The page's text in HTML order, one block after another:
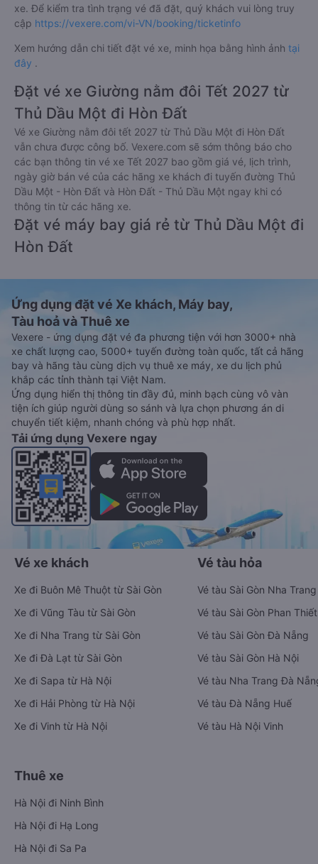
xe. Để kiểm tra tình trạng vé đã đặt, quý khách vui lòng truy
cập https://vexere.com/vi-VN/booking/ticketinfo
Xem hướng dẫn chi tiết đặt vé xe, minh họa bằng hình ảnh tại
đây .
Đặt vé xe Giường nằm đôi Tết 2027 từ
Thủ Dầu Một đi Hòn Đất
Vé xe Giường nằm đôi tết 2027 từ Thủ Dầu Một đi Hòn Đất
vẫn chưa được công bố. Vexere.com sẽ sớm thông báo cho
các bạn thông tin vé xe Tết 2027 bao gồm giá vé, lịch trình,
ngày giờ bán vé của các hãng xe khách đi tuyến đường Thủ
Dầu Một - Hòn Đất và Hòn Đất - Thủ Dầu Một ngay khi có
thông tin từ các hãng xe.
Đặt vé máy bay giá rẻ từ Thủ Dầu Một đi
Hòn Đất
Ứng dụng đặt vé Xe khách, Máy bay,
Tàu hoả và Thuê xe
Vexere - ứng dụng đặt vé đa phương tiện với hơn 3000+ nhà
xe chất lượng cao, 5000+ tuyến đường toàn quốc, tất cả hãng
bay và hãng tàu cùng dịch vụ thuê xe máy, xe du lịch phủ
khắp các tỉnh thành tại Việt Nam.
Ứng dụng hiển thị thông tin đầy đủ, minh bạch cùng vô vàn
tiện ích giúp người dùng so sánh và lựa chọn phương án di
chuyển tiết kiệm, nhanh chóng và phù hợp nhất.
Tải ứng dụng Vexere ngay
Vé xe khách
Xe đi Buôn Mê Thuột từ Sài Gòn
Xe đi Vũng Tàu từ Sài Gòn
Xe đi Nha Trang từ Sài Gòn
Xe đi Đà Lạt từ Sài Gòn
Xe đi Sapa từ Hà Nội
Xe đi Hải Phòng từ Hà Nội
Xe đi Vinh từ Hà Nội
Vé tàu hỏa
Vé tàu Sài Gòn Nha Trang
Vé tàu Sài Gòn Phan Thiết
Vé tàu Sài Gòn Đà Nẵng
Vé tàu Sài Gòn Hà Nội
Vé tàu Nha Trang Đà
Vé tàu Đà Nẵng Huế
Vé tàu Hà Nội Vinh
Thuê xe
Hà Nội đi Ninh Bình
Hà Nội đi Hạ Long
Hà Nội đi Sa Pa